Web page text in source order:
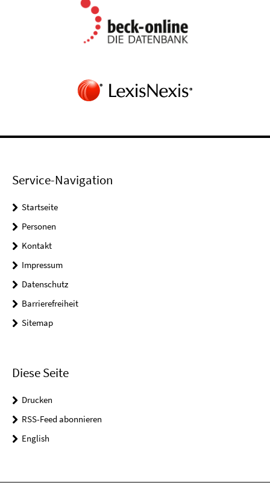
Service-Navigation
Startseite
Personen
Kontakt
Impressum
Datenschutz
Barrierefreiheit
Sitemap
Diese Seite
Drucken
RSS-Feed abonnieren
English